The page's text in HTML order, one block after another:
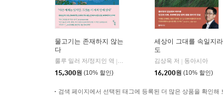
물고기는 존재하지 않는
다
룰루 밀러 저/정지인 역
곰출판
15,300원 (10% 할인)
세상이 그대를 속일지라
도
김상욱 저
동아시아
16,200원 (10% 할인)
검색 페이지에서 선택된 태그에 등록된 더 많은 상품을 확인해